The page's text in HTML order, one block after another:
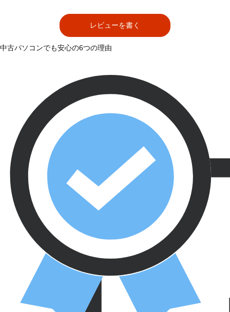
レビューを書く
中古パソコンでも安心の6つの理由